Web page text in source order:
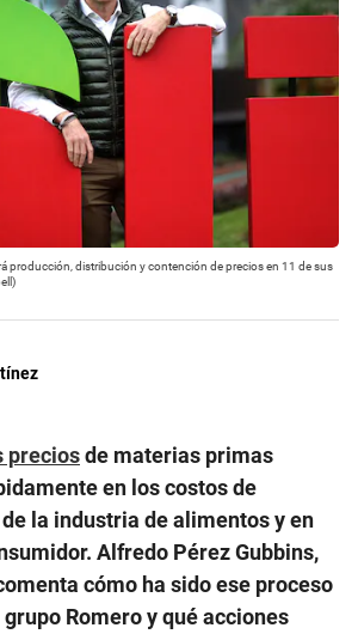
producción, distribución y contención de precios en 11 de sus
preciosde materias primas
en los costos de
la industria de alimentos y en
Alfredo Pérez Gubbins,
cómo ha sido ese proceso
Romero y qué acciones